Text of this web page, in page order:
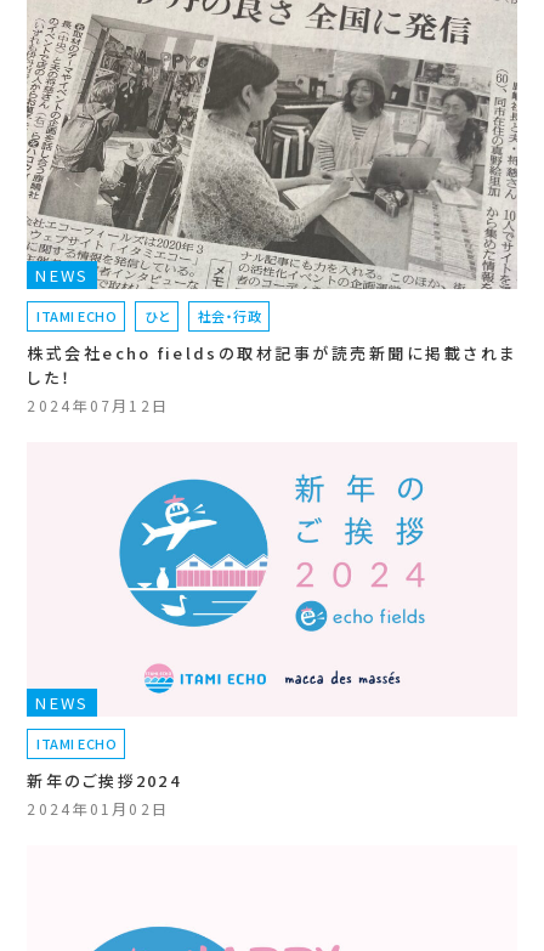
NEWS
ITAMI ECHO ひと 社会・行政
株式会社echo fieldsの取材記事が読売新聞に掲載されま
した！
2024年07月12日
NEWS
ITAMI ECHO
新年のご挨拶2024
2024年01月02日